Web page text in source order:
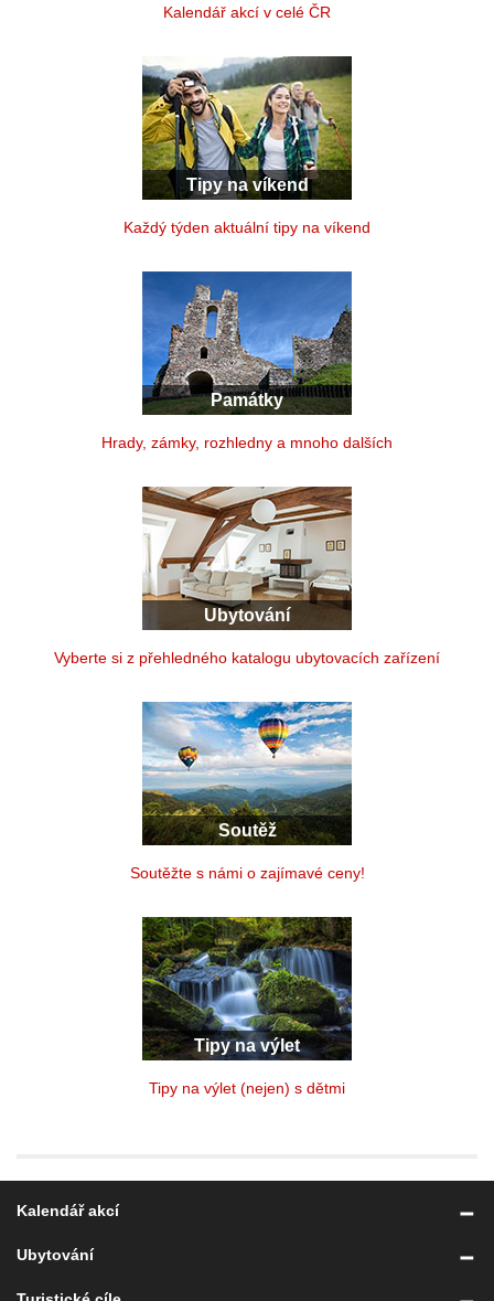
Kalendář akcí v celé ČR
Tipy na víkend
Každý týden aktuální tipy na víkend
Památky
Hrady, zámky, rozhledny a mnoho dalších
Ubytování
Vyberte si z přehledného katalogu ubytovacích zařízení
Soutěž
Soutěžte s námi o zajímavé ceny!
Tipy na výlet
Tipy na výlet (nejen) s dětmi
Kalendář akcí
Ubytování